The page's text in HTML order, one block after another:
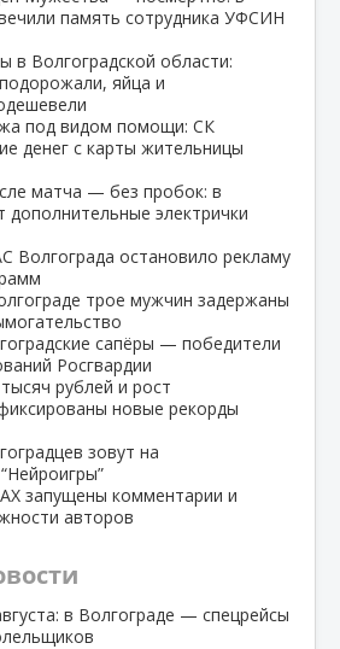
память сотрудника УФСИН
в Волгоградской области:
яйца и
под видом помощи: СК
денег с карты жительницы
матча — без пробок: в
дополнительные электрички
Волгограда остановило рекламу
трое мужчин задержаны
сапёры — победители
Росгвардии
рублей и рост
новые рекорды
зовут на
запущены комментарии и
авторов
в Волгограде — спецрейсы